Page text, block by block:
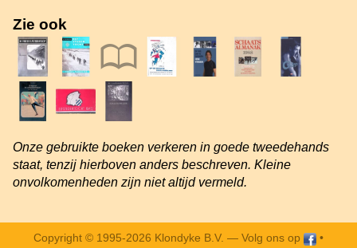
Zie ook
Onze gebruikte boeken verkeren in goede tweedehands
staat, tenzij hierboven anders beschreven. Kleine
onvolkomenheden zijn niet altijd vermeld.
Copyright © 1995-2026 Klondyke B.V. — Volg ons op
•